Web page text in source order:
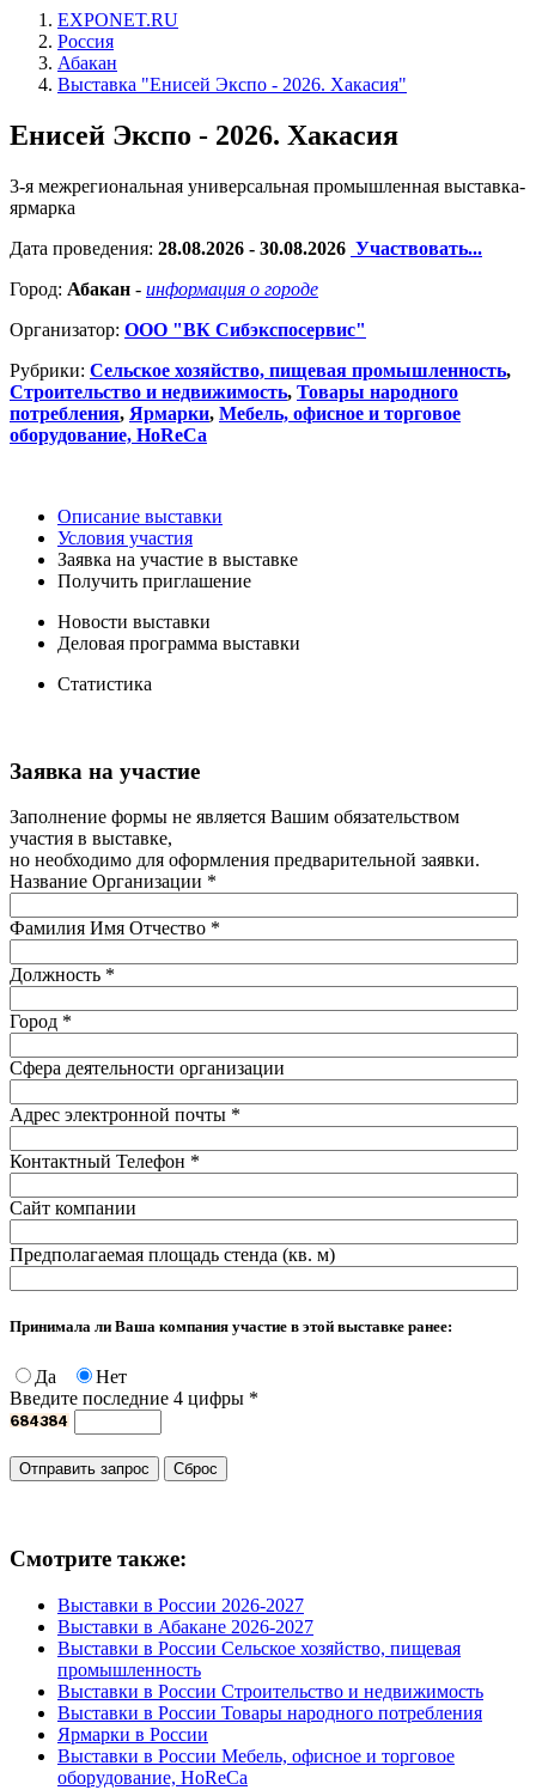
EXPONET.RU
Россия
Абакан
Выставка "Енисей Экспо - 2026. Хакасия"
Енисей Экспо - 2026. Хакасия
3-я межрегиональная универсальная промышленная выставка-
ярмарка
Дата проведения: 28.08.2026 - 30.08.2026 Участвовать...
Город: Абакан - информация о городе
Организатор: ООО "ВК Сибэкспосервис"
Рубрики: Сельское хозяйство, пищевая промышленность,
Строительство и недвижимость, Товары народного
потребления, Ярмарки, Мебель, офисное и торговое
оборудование, HoReCa
Описание выставки
Условия участия
Заявка на участие в выставке
Получить приглашение
Новости выставки
Деловая программа выставки
Статистика
Заявка на участие
Заполнение формы не является Вашим обязательством
участия в выставке,
но необходимо для оформления предварительной заявки.
Название Организации *
Фамилия Имя Отчество *
Должность *
Город *
Сфера деятельности организации
Адрес электронной почты *
Контактный Телефон *
Сайт компании
Предполагаемая площадь стенда (кв. м)
Принимала ли Ваша компания участие в этой выставке ранее:
Да
Нет
Введите последние 4 цифры *
Смотрите также:
Выставки в России 2026-2027
Выставки в Абакане 2026-2027
Выставки в России Сельское хозяйство, пищевая
промышленность
Выставки в России Строительство и недвижимость
Выставки в России Товары народного потребления
Ярмарки в России
Выставки в России Мебель, офисное и торговое
оборудование, HoReCa